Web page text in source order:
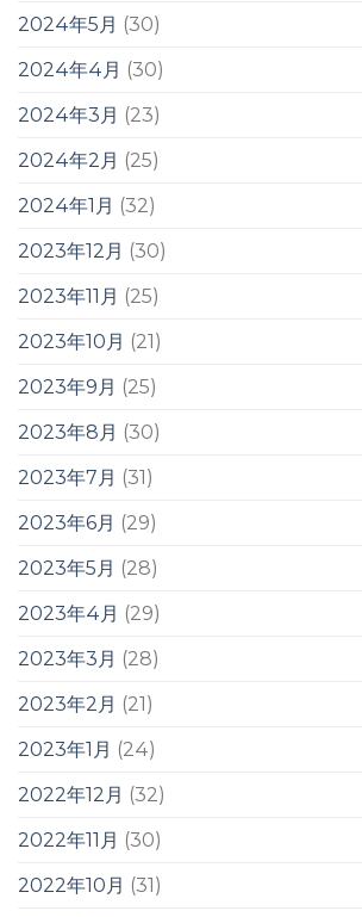
2024年5月 (30)
2024年4月 (30)
2024年3月 (23)
2024年2月 (25)
2024年1月 (32)
2023年12月 (30)
2023年11月 (25)
2023年10月 (21)
2023年9月 (25)
2023年8月 (30)
2023年7月 (31)
2023年6月 (29)
2023年5月 (28)
2023年4月 (29)
2023年3月 (28)
2023年2月 (21)
2023年1月 (24)
2022年12月 (32)
2022年11月 (30)
2022年10月 (31)